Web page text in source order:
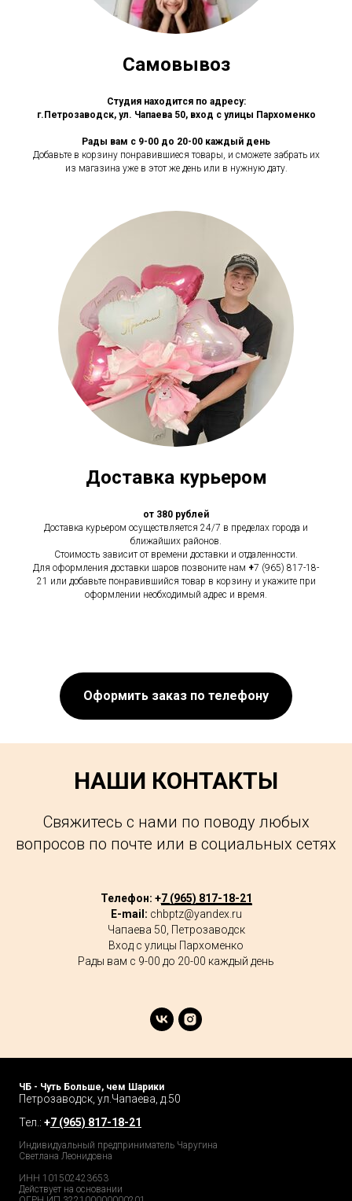
Самовывоз
Студия находится по адресу:
г.Петрозаводск, ул. Чапаева 50, вход с улицы Пархоменко
Рады вам с 9-00 до 20-00 каждый день
Добавьте в корзину понравившиеся товары, и сможете забрать их
из магазина уже в этот же день или в нужную дату.
Доставка курьером
от 380 рублей
Доставка курьером осуществляется 24/7 в пределах города и
ближайших районов.
Стоимость зависит от времени доставки и отдаленности.
Для оформления доставки шаров позвоните нам +7 (965) 817-18-
21 или добавьте понравившийся товар в корзину и укажите при
оформлении необходимый адрес и время.
Оформить заказ по телефону
НАШИ КОНТАКТЫ
Свяжитесь с нами по поводу любых
вопросов по почте или в социальных сетях
Телефон: +7 (965) 817-18-21
E-mail: chbptz@yandex.ru
Чапаева 50, Петрозаводск
Вход с улицы Пархоменко
Рады вам с 9-00 до 20-00 каждый день
ЧБ - Чуть Больше, чем Шарики
Петрозаводск, ул.Чапаева, д.50
Тел.: +7 (965) 817-18-21
Индивидуальный предприниматель Чаругина
Светлана Леонидовна
ИНН 101502423653
Действует на основании